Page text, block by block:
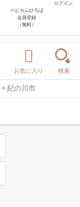
ログイン
ベビカムひろば
会員登録
（無料）
お気に入り 検索
> 紀の川市